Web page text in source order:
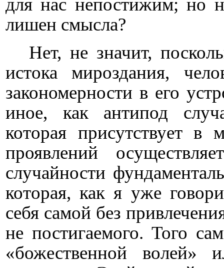
для нас непостижим; но
лишен смысла?
Нет, не значит,
истока мироздания,
закономерности в его
иное, как антипод
которая присутствует
проявлений
случайности
которая, как я уже
себя самой без
не постигаемого. Того
«божественной волей»